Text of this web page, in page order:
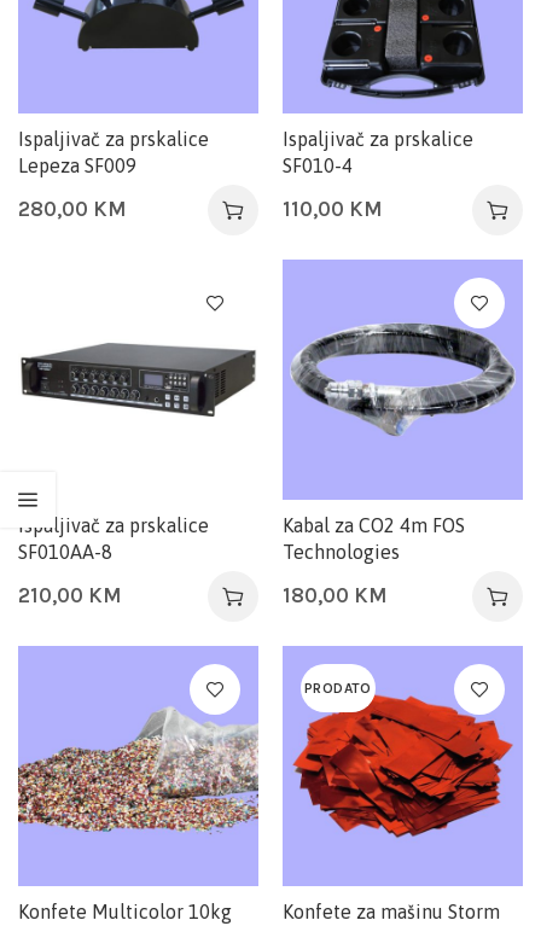
Ispaljivač za prskalice
Lepeza SF009
280,00 KM
Ispaljivač za prskalice
SF010-4
110,00 KM
Ispaljivač za prskalice
SF010AA-8
210,00 KM
Kabal za CO2 4m FOS
Technologies
180,00 KM
Konfete Multicolor 10kg
PRODATO
Konfete za mašinu Storm